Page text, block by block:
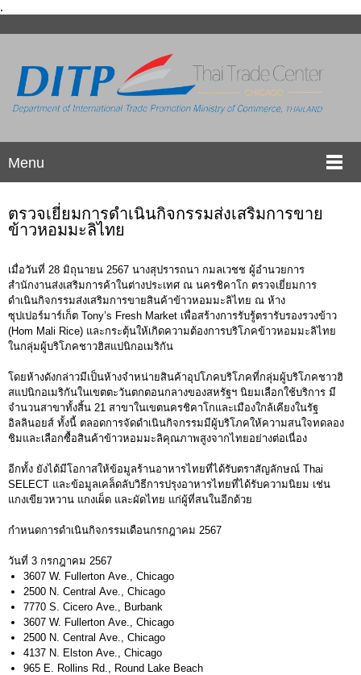
.
Menu
ตรวจเยี่ยมการดำเนินกิจกรรมส่งเสริมการขาย
ข้าวหอมมะลิไทย
เมื่อวันที่ 28 มิถุนายน 2567 นางสุปรารถนา กมลเวชช ผู้อำนวยการ
สำนักงานส่งเสริมการค้าในต่างประเทศ ณ นครชิคาโก ตรวจเยี่ยมการ
ดำเนินกิจกรรมส่งเสริมการขายสินค้าข้าวหอมมะลิไทย ณ ห้าง
ซุปเปอร์มาร์เก็ต Tony’s Fresh Market เพื่อสร้างการรับรู้ตรารับรองรวงข้าว
(Hom Mali Rice) และกระตุ้นให้เกิดความต้องการบริโภคข้าวหอมมะลิไทย
ในกลุ่มผู้บริโภคชาวฮิสแปนิกอเมริกัน
โดยห้างดังกล่าวมีเป็นห้างจำหน่ายสินค้าอุปโภคบริโภคที่กลุ่มผู้บริโภคชาวฮิ
สแปนิกอเมริกันในเขตตะวันตกตอนกลางของสหรัฐฯ นิยมเลือกใช้บริการ มี
จำนวนสาขาทั้งสิ้น 21 สาขาในเขตนครชิคาโกและเมืองใกล้เคียงในรัฐ
อิลลินอยส์ ทั้งนี้ ตลอดการจัดดำเนินกิจกรรมมีผู้บริโภคให้ความสนใจทดลอง
ชิมและเลือกซื้อสินค้าข้าวหอมมะลิคุณภาพสูงจากไทยอย่างต่อเนื่อง
อีกทั้ง ยังได้มีโอกาสให้ข้อมูลร้านอาหารไทยที่ได้รับตราสัญลักษณ์ Thai
SELECT และข้อมูลเคล็ดลับวิธีการปรุงอาหารไทยที่ได้รับความนิยม เช่น
แกงเขียวหวาน แกงเผ็ด และผัดไทย แก่ผู้ที่สนในอีกด้วย
กำหนดการดำเนินกิจกรรมเดือนกรกฎาคม 2567
วันที่ 3 กรกฎาคม 2567
3607 W. Fullerton Ave., Chicago
2500 N. Central Ave., Chicago
7770 S. Cicero Ave., Burbank
3607 W. Fullerton Ave., Chicago
2500 N. Central Ave., Chicago
4137 N. Elston Ave., Chicago
965 E. Rollins Rd., Round Lake Beach